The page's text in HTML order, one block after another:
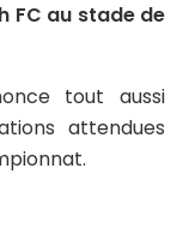
FC au stade de
tout aussi
attendues